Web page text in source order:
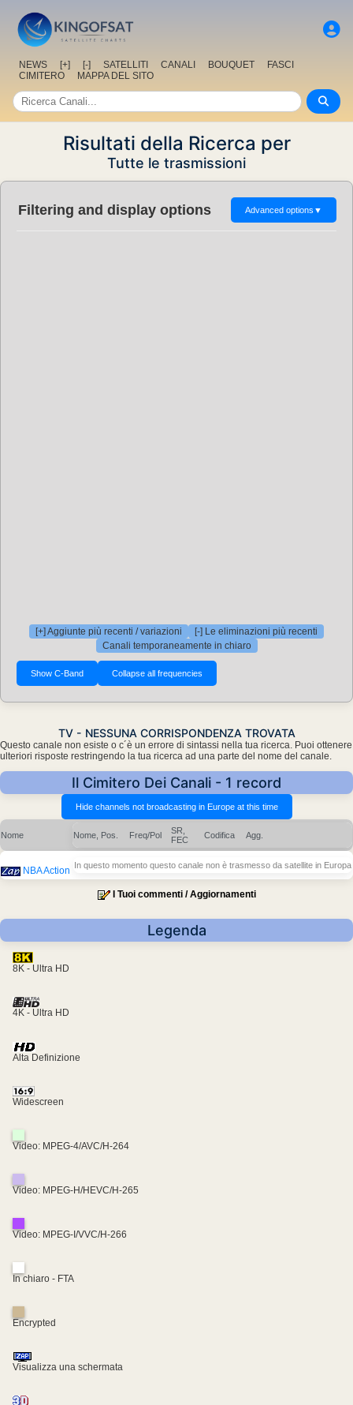
NEWS [+] [-] SATELLITI CANALI BOUQUET
FASCI
CIMITERO
MAPPA DEL SITO
Risultati della Ricerca per
Tutte le trasmissioni
Filtering and display options Advanced options ▼
[+] Aggiunte più recenti / variazioni
[-] Le eliminazioni più recenti
Canali temporaneamente in chiaro
TV - NESSUNA CORRISPONDENZA TROVATA
Questo canale non esiste o c´è un errore di sintassi nella tua ricerca. Puoi ottenere
ulteriori risposte restringendo la tua ricerca ad una parte del nome del canale.
Il Cimitero Dei Canali - 1 record
Nome Nome, Pos. Freq/Pol
SR,
FEC
Codifica Agg.
NBA Action In questo momento questo canale non è trasmesso da satellite in Europa
I Tuoi commenti / Aggiornamenti
Legenda
8K - Ultra HD
4K - Ultra HD
Alta Definizione
Widescreen
Video: MPEG-4/AVC/H-264
Video: MPEG-H/HEVC/H-265
Video: MPEG-I/VVC/H-266
In chiaro - FTA
Encrypted
Visualizza una schermata